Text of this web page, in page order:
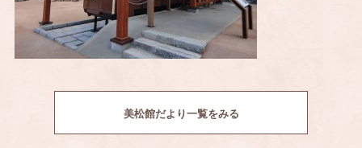
美松館だより一覧をみる